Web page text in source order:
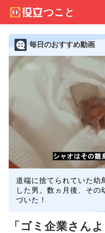
毎日のおすすめ動画
道端に捨てられていた幼
した男。数ヵ月後、その
づいた！
「ゴミ企業さん